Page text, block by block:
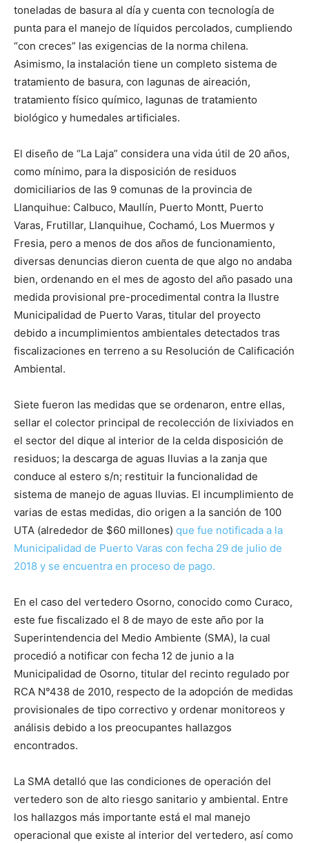
toneladas de basura al día y cuenta con tecnología de
punta para el manejo de líquidos percolados, cumpliendo
“con creces” las exigencias de la norma chilena.
Asimismo, la instalación tiene un completo sistema de
tratamiento de basura, con lagunas de aireación,
tratamiento físico químico, lagunas de tratamiento
biológico y humedales artificiales.
El diseño de “La Laja” considera una vida útil de 20 años,
como mínimo, para la disposición de residuos
domiciliarios de las 9 comunas de la provincia de
Llanquihue: Calbuco, Maullín, Puerto Montt, Puerto
Varas, Frutillar, Llanquihue, Cochamó, Los Muermos y
Fresia, pero a menos de dos años de funcionamiento,
diversas denuncias dieron cuenta de que algo no andaba
bien, ordenando en el mes de agosto del año pasado una
medida provisional pre-procedimental contra la Ilustre
Municipalidad de Puerto Varas, titular del proyecto
debido a incumplimientos ambientales detectados tras
fiscalizaciones en terreno a su Resolución de Calificación
Ambiental.
Siete fueron las medidas que se ordenaron, entre ellas,
sellar el colector principal de recolección de lixiviados en
el sector del dique al interior de la celda disposición de
residuos; la descarga de aguas lluvias a la zanja que
conduce al estero s/n; restituir la funcionalidad de
sistema de manejo de aguas lluvias. El incumplimiento de
varias de estas medidas, dio origen a la sanción de 100
UTA (alrededor de $60 millones) que fue notificada a la
Municipalidad de Puerto Varas con fecha 29 de julio de
2018 y se encuentra en proceso de pago.
En el caso del vertedero Osorno, conocido como Curaco,
este fue fiscalizado el 8 de mayo de este año por la
Superintendencia del Medio Ambiente (SMA), la cual
procedió a notificar con fecha 12 de junio a la
Municipalidad de Osorno, titular del recinto regulado por
RCA N°438 de 2010, respecto de la adopción de medidas
provisionales de tipo correctivo y ordenar monitoreos y
análisis debido a los preocupantes hallazgos
encontrados.
La SMA detalló que las condiciones de operación del
vertedero son de alto riesgo sanitario y ambiental. Entre
los hallazgos más importante está el mal manejo
operacional que existe al interior del vertedero, así como